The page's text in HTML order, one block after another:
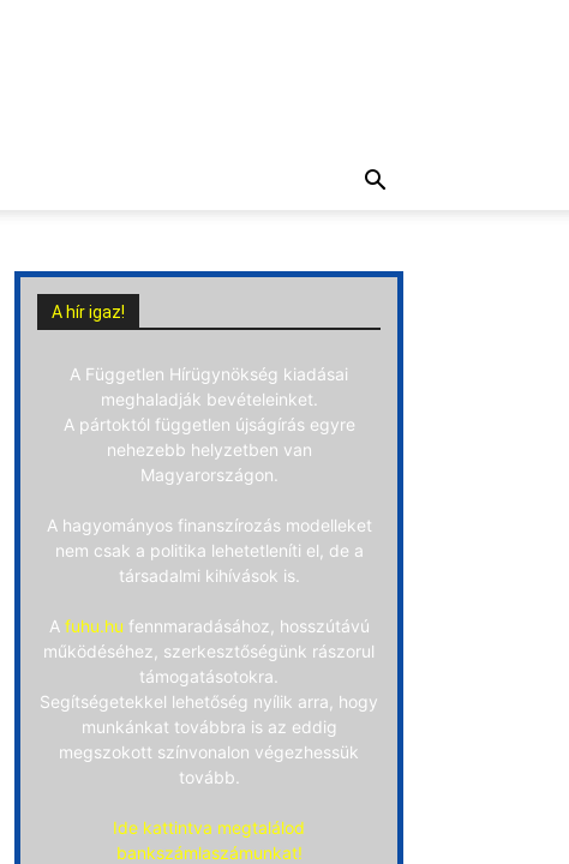
A hír igaz!
A Független Hírügynökség kiadásai
meghaladják bevételeinket.
A pártoktól független újságírás egyre
nehezebb helyzetben van
Magyarországon.
A hagyományos finanszírozás modelleket
nem csak a politika lehetetleníti el, de a
társadalmi kihívások is.
A fuhu.hu fennmaradásához, hosszútávú
működéséhez, szerkesztőségünk rászorul
támogatásotokra.
Segítségetekkel lehetőség nyílik arra, hogy
munkánkat továbbra is az eddig
megszokott színvonalon végezhessük
tovább.
Ide kattintva megtalálod
bankszámlaszámunkat!